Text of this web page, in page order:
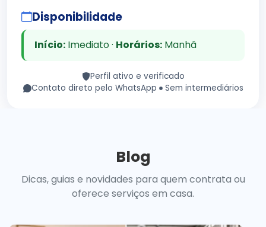
Disponibilidade
Início:Imediato · Horários:Manhã
Perfil ativo e verificado
Contato direto pelo WhatsApp
Sem intermediários
Blog
Dicas, guias e novidades para quem contrata ou
oferece serviços em casa.